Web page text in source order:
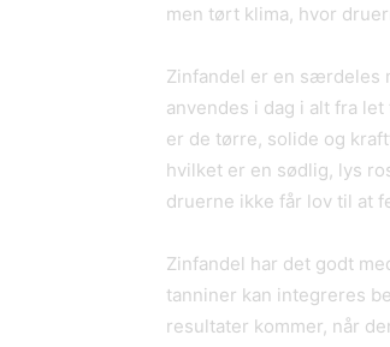
men tørt klima, hvor
Zinfandel er en særdeles
anvendes i dag i alt fra
er de tørre, solide og
hvilket er en sødlig, lys
druerne ikke får lov til at
Zinfandel har det godt
tanniner kan integreres
resultater kommer, når